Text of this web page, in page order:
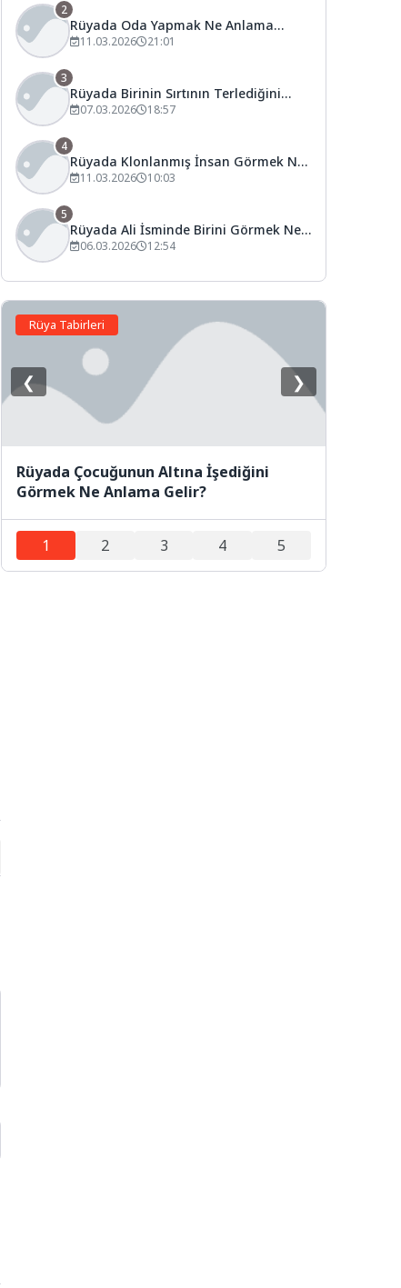
2
Rüyada Oda Yapmak Ne Anlama
Gelir?
11.03.2026 21:01
3
Rüyada Birinin Sırtının Terlediğini
Görmek Ne Anlama Gelir?
07.03.2026 18:57
4
Rüyada Klonlanmış İnsan Görmek Ne
Anlama Gelir?
11.03.2026 10:03
5
Rüyada Ali İsminde Birini Görmek Ne
Anlama Gelir?
06.03.2026 12:54
Rüya Tabirleri
Rüyada Çocuğunun Altına İşediğini
Görmek Ne Anlama Gelir?
❮ ❯
1 2 3 4 5